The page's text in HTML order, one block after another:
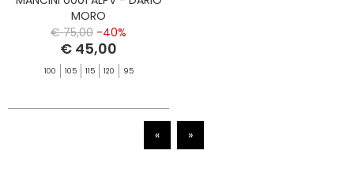
MORO
€ 75,00 -40%
€ 45,00
100 105 115 120 95
« »